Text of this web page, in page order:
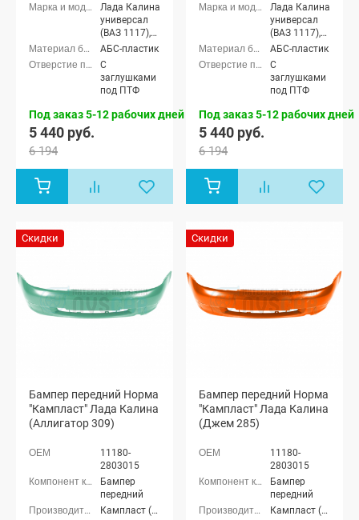
Лада Калина
универсал
(ВАЗ 1117),
Лада Калина
1118), Лада
Калина
хэтчбек (ВАЗ
1119)
АБС-пластик
С
заглушками
под ПТФ
Под заказ 5-12 рабочих дней
5 440 руб.
6 194
Лада Калина
универсал
(ВАЗ 1117),
Лада Калина
1118), Лада
Калина
хэтчбек (ВАЗ
1119)
АБС-пластик
С
заглушками
под ПТФ
Под заказ 5-12 рабочих дней
5 440 руб.
6 194
Скидки
Бампер передний Норма
"Кампласт" Лада Калина
(Аллигатор 309)
11180-
2803015
Бампер
передний
Кампласт (г. Набережные Челны)
Скидки
Бампер передний Норма
"Кампласт" Лада Калина
(Джем 285)
11180-
2803015
Бампер
передний
Кампласт (г. Набережные Челны)